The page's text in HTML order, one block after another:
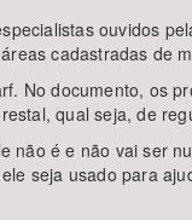
ouvidos
cadastradas de
No documento, os
qual seja, de
é e não vai ser
seja usado para